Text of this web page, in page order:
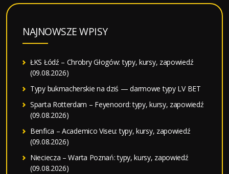
NAJNOWSZE WPISY
ŁKS Łódź – Chrobry Głogów: typy, kursy, zapowiedź
(09.08.2026)
Typy bukmacherskie na dziś — darmowe typy LV BET
Sparta Rotterdam – Feyenoord: typy, kursy, zapowiedź
(09.08.2026)
Benfica – Academico Viseu: typy, kursy, zapowiedź
(09.08.2026)
Nieciecza – Warta Poznań: typy, kursy, zapowiedź
(09.08.2026)